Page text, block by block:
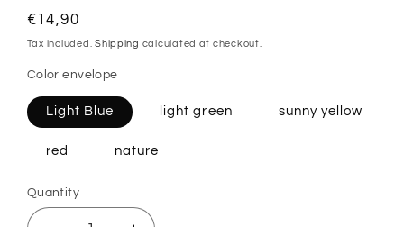
Regular
price
€14,90
Tax included.Shipping calculated at checkout.
Color envelope
Light Blue light green sunny yellow
red nature
Quantity